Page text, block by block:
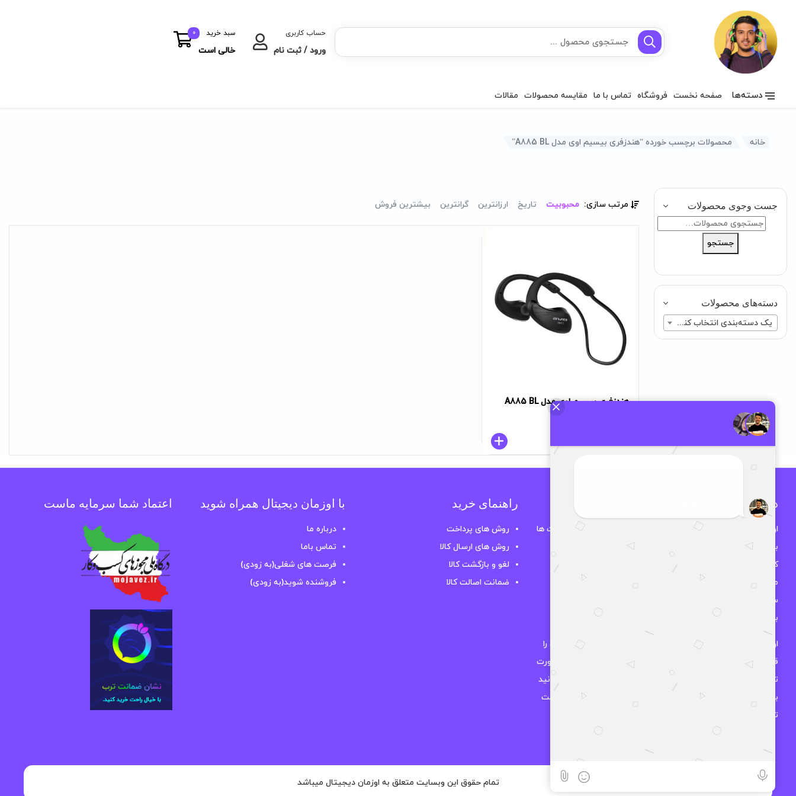
حساب کاربری
ورود / ثبت نام
سبد خرید
خالی است
0
دسته‌ها صفحه نخست فروشگاه تماس با ما مقایسه محصولات مقالات
خانه محصولات برچسب خورده “هندزفری بیسیم اوی مدل A885 BL”
جست وجوی محصولات
جستجو
جستجو
دسته‌های محصولات
یک دسته‌بندی انتخاب کنید
مرتب سازی: محبوبیت تاریخ ارزانترین گرانترین بیشترین فروش
هندزفری بیسیم اوی مدل A885 BL
درباره اوزمان دیجیتال
اوزمان دیجیتال فروشگاه تخصصی لوازم جانبی موبایل و انواع گجت ها
بوده و به صورت تخصصی تمامی محصولات موجود در بازار را تست
کرده و محصولاتی که واقعا ارزش خرید دارند را موجود کرده و به
مخاطب های خود معرفی میکند. اوزمان دیجیتال در زمینه هدفون،
ساعت هوشمند و سایر لوازم جانبی نیز فعالیت دارد و سعی میکند
بهترین محصولات را در اختیار مشتریان خود قرار دهد.
اوزمان دیجیتال این اطمینان را به شما میدهد که تمامی محصولات را
قبل از موجود کردن در فروشگاه از همه جوانب بررسی کرده و در صورت
تایید ، کالا در فروشگاه موجود میشود و شما با خیال آسوده میتوانید
بهترین انتخاب را داشته باشید چرا که اکثر محصولات فروشگاه مهلت
تست بدون قید و شرط دارند.
راهنمای خرید
روش های پرداخت
روش های ارسال کالا
لغو و بازگشت کالا
ضمانت اصالت کالا
با اوزمان دیجیتال همراه شوید
درباره ما
تماس باما
فرصت های شغلی(به زودی)
فروشنده شوید(به زودی)
اعتماد شما سرمایه ماست
تمام حقوق این وبسایت متعلق به اوزمان دیجیتال میباشد